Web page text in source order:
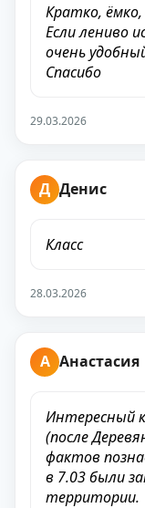
Кратко,
Если лениво
очень
Спасибо
29.03.2026
Д Денис
Класс
28.03.2026
А Анастасия
Интересный
(после
фактов
в 7.03 были
территории.